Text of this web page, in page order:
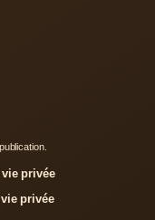
privée
privée